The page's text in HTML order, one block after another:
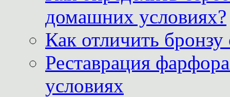
домашних условиях?
Как отличить
Реставрация
условиях